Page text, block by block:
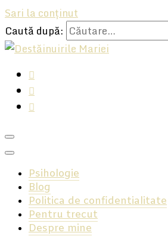
Sari la conținut
Caută după:
Destăinuirile Mariei
Hai, să ne ascultăm, avem multe
Psihologie
Blog
Politica de confidentialitate
Pentru trecut
Despre mine